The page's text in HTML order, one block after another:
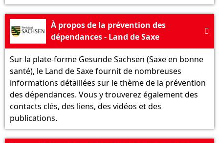
À propos de la prévention des
dépendances - Land de Saxe

Sur la plate-forme Gesunde Sachsen (Saxe en bonne
santé), le Land de Saxe fournit de nombreuses
informations détaillées sur le thème de la prévention
des dépendances. Vous y trouverez également des
contacts clés, des liens, des vidéos et des
publications.